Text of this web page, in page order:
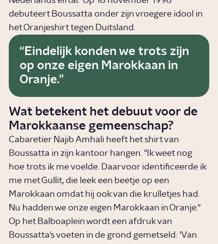
debuteert Boussatta onder zijn vroegere idool in
het Oranjeshirt tegen Duitsland.
Eindelijk konden we trots zijn
op onze eigen Marokkaan in
Oranje.
Wat betekent het debuut voor de
Marokkaanse gemeenschap?
Cabaretier Najib Amhali heeft het shirt van
Boussatta in zijn kantoor hangen. "Ik weet nog
hoe trots ik me voelde. Daarvoor identificeerde ik
me met Gullit, die leek een beetje op een
Marokkaan omdat hij ook van die krulletjes had.
Nu hadden we onze eigen Marokkaan in Oranje."
Op het Balboaplein wordt een afdruk van
Boussatta's voeten in de grond gemetseld: 'Van